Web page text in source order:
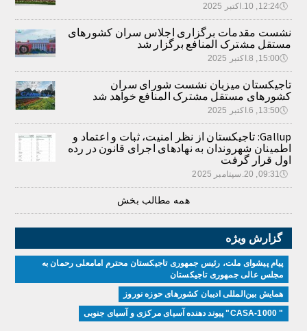
🕔12:24, 10.اکتبر 2025
نشست مقدمات برگزاری اجلاس سران کشورهای
مستقل مشترک المنافع برگزار شد
🕔15:00, 8.اکتبر 2025
تاجیکستان میزبان نشست شورای سران
کشورهای مستقل مشترک المنافع خواهد شد
🕔13:50, 6.اکتبر 2025
Gallup: تاجیکستان از نظر امنیت، ثبات و اعتماد و
اطمینان شهروندان به نهادهای اجرای قانون در رده
اول قرار گرفت
🕔09:31, 20.سپتامبر 2025
همه مطالب بخش
گزارش ویژه
پیام پیشوای ملت، رئیس جمهوری تاجیکستان محترم امامعلی رحمان به
مجلس عالی جمهوری تاجیکستان
همایش بین‌المللی ادیبان کشور‌های حوزه نوروز
" CASA-1000" پیوند دهنده آسیای مرکزی و آسیای جنوبی